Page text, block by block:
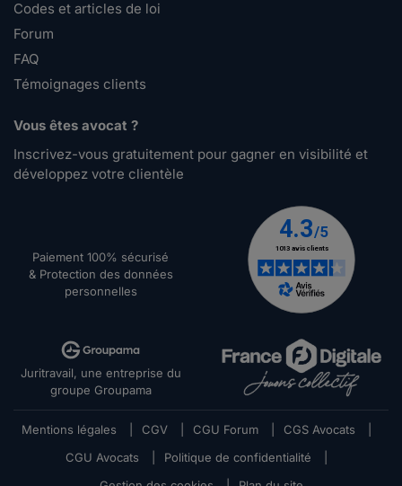
Codes et articles de loi
Forum
FAQ
Témoignages clients
Vous êtes avocat ?
Inscrivez-vous gratuitement pour gagner en visibilité et
développez votre clientèle
Paiement 100% sécurisé
& Protection des données
personnelles
Juritravail, une entreprise du
groupe Groupama
Mentions légales CGV CGU Forum CGS Avocats
CGU Avocats
Politique de confidentialité